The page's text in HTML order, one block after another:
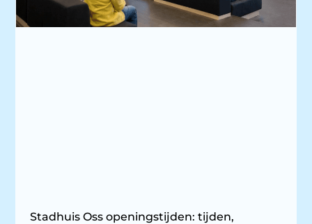
Stadhuis Oss openingstijden: tijden,